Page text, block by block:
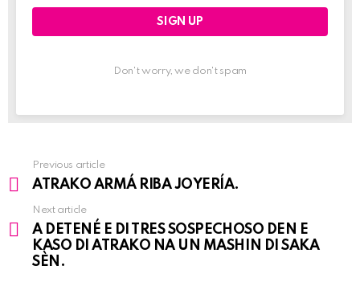
Don't worry, we don't spam
See
more
Previous article
ATRAKO ARMÁ RIBA JOYERÍA.
Next article
A DETENÉ E DI TRES SOSPECHOSO DEN E
KASO DI ATRAKO NA UN MASHIN DI SAKA
SÈN.